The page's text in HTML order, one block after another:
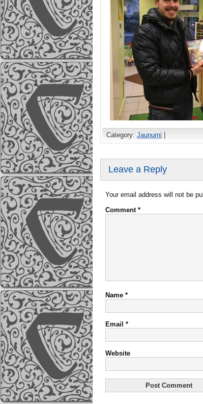
Category: Jaunumi
Leave a Reply
Your email address will not be
Comment *
Name *
Email *
Website